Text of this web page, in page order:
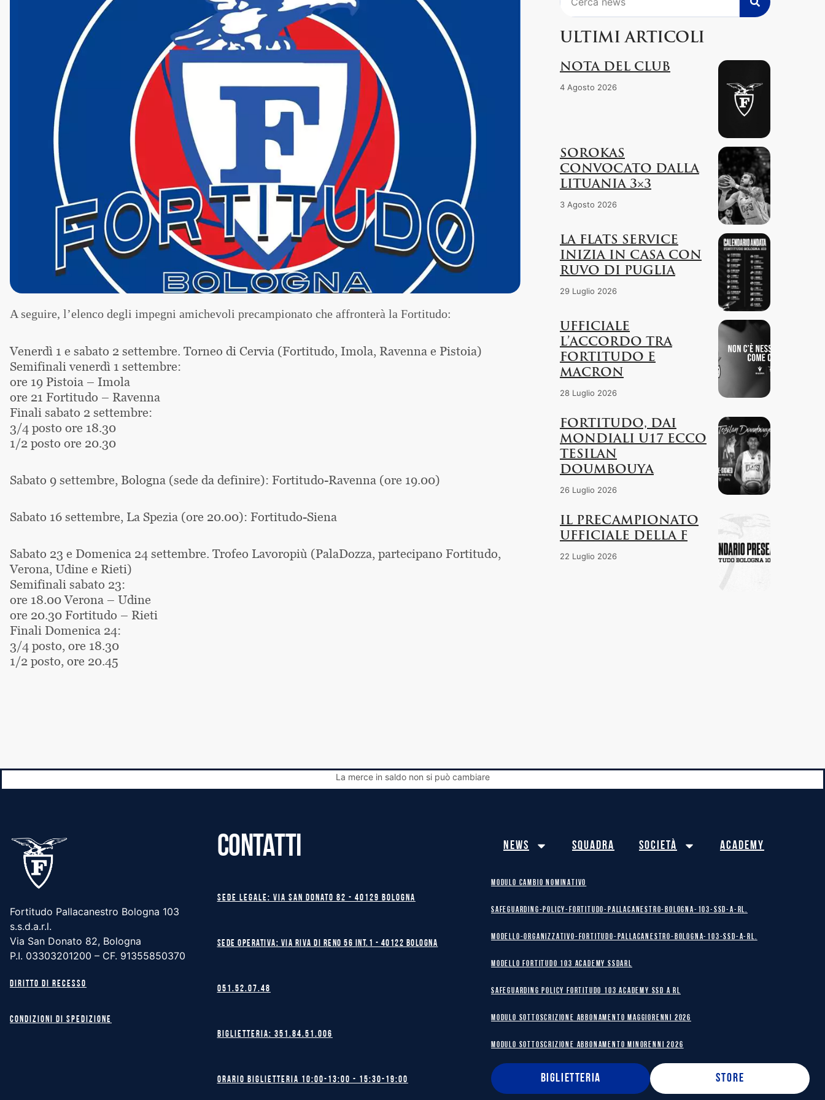
A seguire, l’elenco degli impegni amichevoli precampionato che affronterà la Fortitudo:
Venerdì 1 e sabato 2 settembre. Torneo di Cervia (Fortitudo, Imola, Ravenna e Pistoia)
Semifinali venerdì 1 settembre:
ore 19 Pistoia – Imola
ore 21 Fortitudo – Ravenna
Finali sabato 2 settembre:
3/4 posto ore 18.30
1/2 posto ore 20.30
Sabato 9 settembre, Bologna (sede da definire): Fortitudo-Ravenna (ore 19.00)
Sabato 16 settembre, La Spezia (ore 20.00): Fortitudo-Siena
Sabato 23 e Domenica 24 settembre. Trofeo Lavoropiù (PalaDozza, partecipano Fortitudo,
Verona, Udine e Rieti)
Semifinali sabato 23:
ore 18.00 Verona – Udine
ore 20.30 Fortitudo – Rieti
Finali Domenica 24:
3/4 posto, ore 18.30
1/2 posto, ore 20.45
ULTIMI ARTICOLI
NOTA DEL CLUB
4 Agosto 2026
SOROKAS
CONVOCATO DALLA
LITUANIA 3×3
3 Agosto 2026
LA FLATS SERVICE
INIZIA IN CASA CON
RUVO DI PUGLIA
29 Luglio 2026
UFFICIALE
L’ACCORDO TRA
FORTITUDO E
MACRON
28 Luglio 2026
FORTITUDO, DAI
MONDIALI U17 ECCO
TESILAN
DOUMBOUYA
26 Luglio 2026
IL PRECAMPIONATO
UFFICIALE DELLA F
22 Luglio 2026
La merce in saldo non si può cambiare
Fortitudo Pallacanestro Bologna 103
s.s.d.a.r.l.
Via San Donato 82, Bologna
P.I. 03303201200 – CF. 91355850370
Diritto di recesso
Condizioni di spedizione
CONTATTI
Sede legale: Via San Donato 82 - 40129 BOLOGNA
Sede operativa: Via Riva di Reno 56 int.1 - 40122 BOLOGNA
051.52.07.48
Biglietteria: 351.84.51.006
Orario biglietteria 10:00-13:00 - 15:30-19:00
News Squadra Società Academy
MODULO CAMBIO NOMINATIVO
safeguarding-policy-Fortitudo-Pallacanestro-Bologna-103-SSD-A-RL.
Modello-Organizzativo-Fortitudo-Pallacanestro-Bologna-103-SSD-A-RL.
MODELLO FORTITUDO 103 ACADEMY SSDARL
safeguarding policy Fortitudo 103 Academy SSD A RL
MODULO SOTTOSCRIZIONE ABBONAMENTO MAGGIORENNI 2026
MODULO SOTTOSCRIZIONE ABBONAMENTO MINORENNI 2026
BIGLIETTERIA STORE